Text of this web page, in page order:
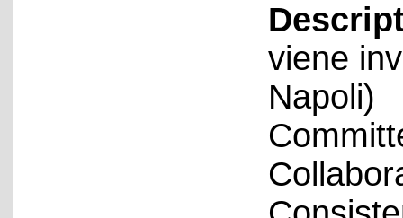
viene
Napoli)